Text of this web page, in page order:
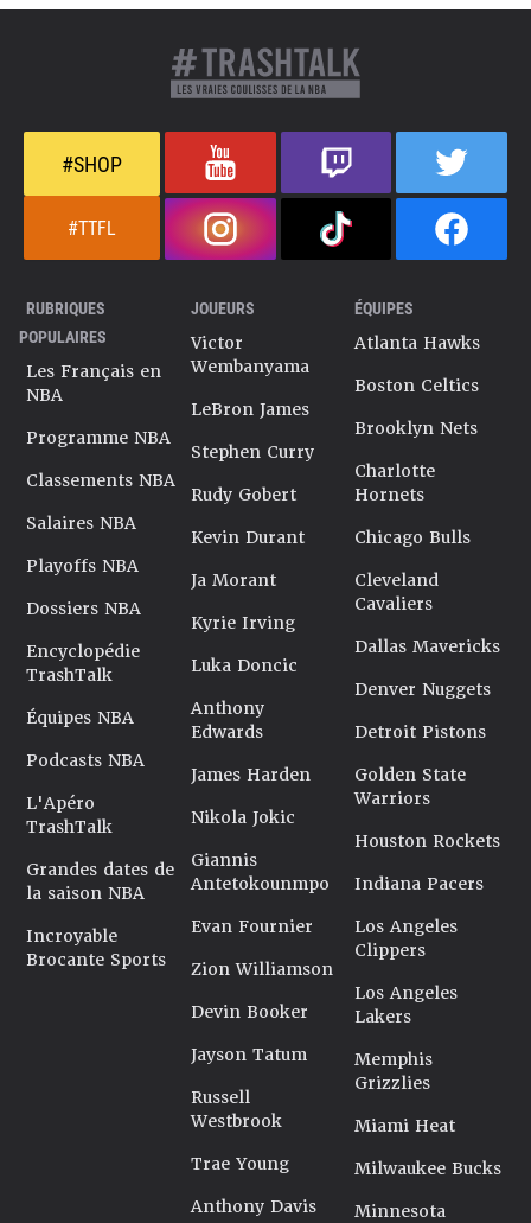
#SHOP
#TTFL
RUBRIQUES
POPULAIRES
Les Français en
NBA
Programme NBA
Classements NBA
Salaires NBA
Playoffs NBA
Dossiers NBA
Encyclopédie
TrashTalk
Équipes NBA
Podcasts NBA
L'Apéro
TrashTalk
Grandes dates de
la saison NBA
Incroyable
Brocante Sports
JOUEURS
Victor
Wembanyama
LeBron James
Stephen Curry
Rudy Gobert
Kevin Durant
Ja Morant
Kyrie Irving
Luka Doncic
Anthony
Edwards
James Harden
Nikola Jokic
Giannis
Antetokounmpo
Evan Fournier
Zion Williamson
Devin Booker
Jayson Tatum
Russell
Westbrook
Trae Young
Anthony Davis
ÉQUIPES
Atlanta Hawks
Boston Celtics
Brooklyn Nets
Charlotte
Hornets
Chicago Bulls
Cleveland
Cavaliers
Dallas Mavericks
Denver Nuggets
Detroit Pistons
Golden State
Warriors
Houston Rockets
Indiana Pacers
Los Angeles
Clippers
Los Angeles
Lakers
Memphis
Grizzlies
Miami Heat
Milwaukee Bucks
Minnesota